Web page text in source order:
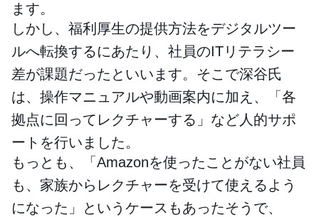
ます。
しかし、福利厚生の提供方法をデジタルツー
ルへ転換するにあたり、社員のITリテラシー
差が課題だったといいます。そこで深谷氏
は、操作マニュアルや動画案内に加え、「各
拠点に回ってレクチャーする」など人的サポ
ートを行いました。
もっとも、「Amazonを使ったことがない社員
も、家族からレクチャーを受けて使えるよう
になった」というケースもあったそうで、